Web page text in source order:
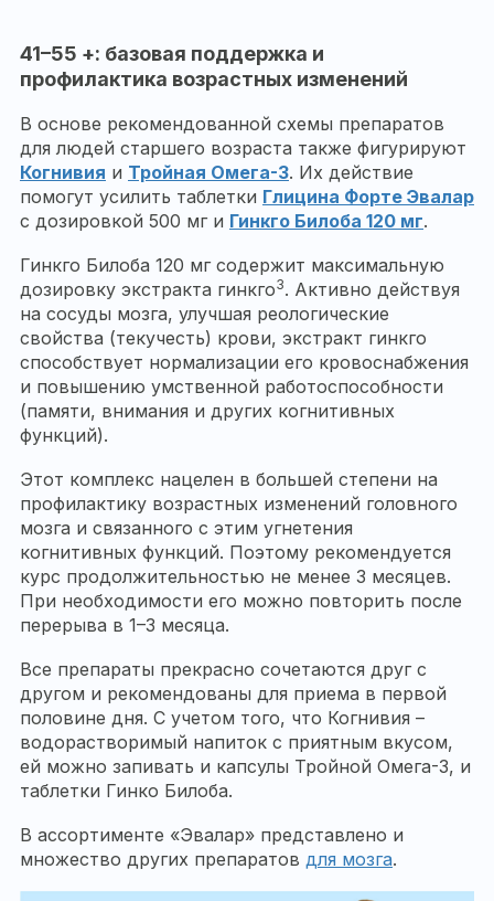
41–55 +: базовая поддержка и
профилактика возрастных изменений
В основе рекомендованной схемы препаратов
для людей старшего возраста также фигурируют
Когнивия и Тройная Омега-3. Их действие
помогут усилить таблетки Глицина Форте Эвалар
с дозировкой 500 мг и Гинкго Билоба 120 мг.
Гинкго Билоба 120 мг содержит максимальную
дозировку экстракта гинкго3. Активно действуя
на сосуды мозга, улучшая реологические
свойства (текучесть) крови, экстракт гинкго
способствует нормализации его кровоснабжения
и повышению умственной работоспособности
(памяти, внимания и других когнитивных
функций).
Этот комплекс нацелен в большей степени на
профилактику возрастных изменений головного
мозга и связанного с этим угнетения
когнитивных функций. Поэтому рекомендуется
курс продолжительностью не менее 3 месяцев.
При необходимости его можно повторить после
перерыва в 1–3 месяца.
Все препараты прекрасно сочетаются друг с
другом и рекомендованы для приема в первой
половине дня. С учетом того, что Когнивия –
водорастворимый напиток с приятным вкусом,
ей можно запивать и капсулы Тройной Омега-3, и
таблетки Гинко Билоба.
В ассортименте «Эвалар» представлено и
множество других препаратов для мозга.